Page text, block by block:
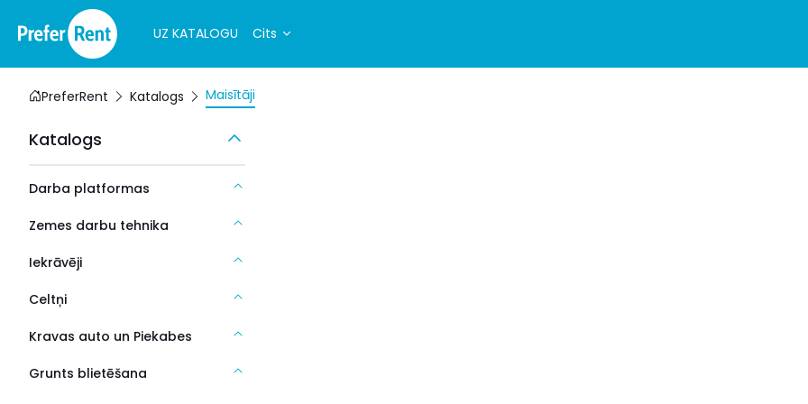
UZ KATALOGU Cits
PreferRent Katalogs Maisītāji
Katalogs
Darba platformas
Zemes darbu tehnika
Iekrāvēji
Celtņi
Kravas auto un Piekabes
Grunts blietēšana